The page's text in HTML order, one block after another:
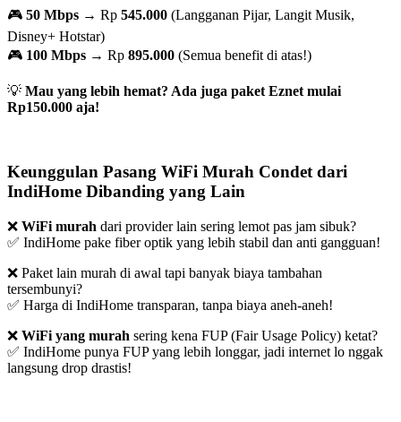
🎮 50 Mbps → Rp 545.000 (Langganan Pijar, Langit Musik,
Disney+ Hotstar)
🎮 100 Mbps → Rp 895.000 (Semua benefit di atas!)
💡 Mau yang lebih hemat? Ada juga paket Eznet mulai
Rp150.000 aja!
Keunggulan Pasang WiFi Murah Condet dari
IndiHome Dibanding yang Lain
❌ WiFi murah dari provider lain sering lemot pas jam sibuk?
✅ IndiHome pake fiber optik yang lebih stabil dan anti gangguan!
❌ Paket lain murah di awal tapi banyak biaya tambahan
tersembunyi?
✅ Harga di IndiHome transparan, tanpa biaya aneh-aneh!
❌ WiFi yang murah sering kena FUP (Fair Usage Policy) ketat?
✅ IndiHome punya FUP yang lebih longgar, jadi internet lo nggak
langsung drop drastis!